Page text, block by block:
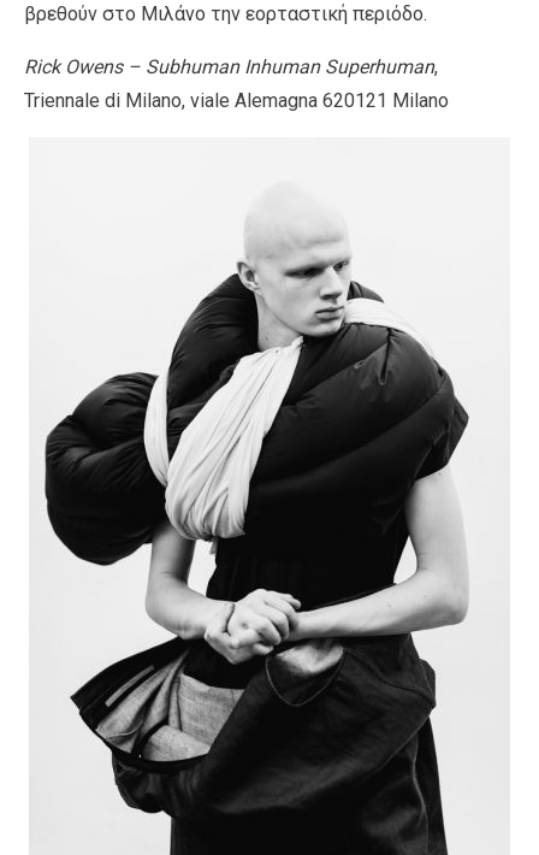
βρεθούν στο Μιλάνο την εορταστική περιόδο.
Rick Owens – Subhuman Inhuman Superhuman,
Triennale di Milano, viale Alemagna 620121 Milano